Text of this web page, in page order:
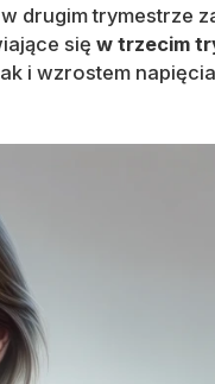
drugim trymestrze
się w trzecim
i wzrostem napięcia